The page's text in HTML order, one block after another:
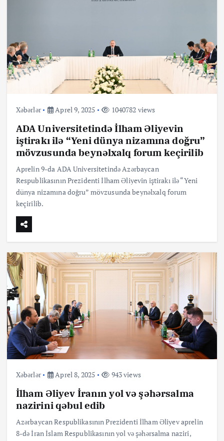
Xəbərlər Aprel 9, 2025 1040782 views
ADA Universitetində İlham Əliyevin
iştirakı ilə “Yeni dünya nizamına doğru”
mövzusunda beynəlxalq forum keçirilib
Aprelin 9-da ADA Universitetində Azərbaycan
Respublikasının Prezidenti İlham Əliyevin iştirakı ilə “Yeni
dünya nizamına doğru” mövzusunda beynəlxalq forum
keçirilib.
Xəbərlər Aprel 8, 2025 943 views
İlham Əliyev İranın yol və şəhərsalma
nazirini qəbul edib
Azərbaycan Respublikasının Prezidenti İlham Əliyev aprelin
8-də İran İslam Respublikasının yol və şəhərsalma naziri,